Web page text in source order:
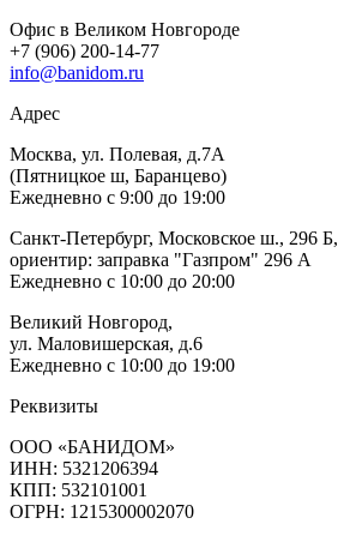
Офис в Великом Новгороде
+7 (906) 200-14-77
info@banidom.ru
Адрес
Москва, ул. Полевая, д.7А
(Пятницкое ш, Баранцево)
Ежедневно с 9:00 до 19:00
Санкт-Петербург, Московское ш., 296 Б,
ориентир: заправка "Газпром" 296 А
Ежедневно с 10:00 до 20:00
Великий Новгород,
ул. Маловишерская, д.6
Ежедневно с 10:00 до 19:00
Реквизиты
ООО «БАНИДОМ»
ИНН: 5321206394
КПП: 532101001
ОГРН: 1215300002070